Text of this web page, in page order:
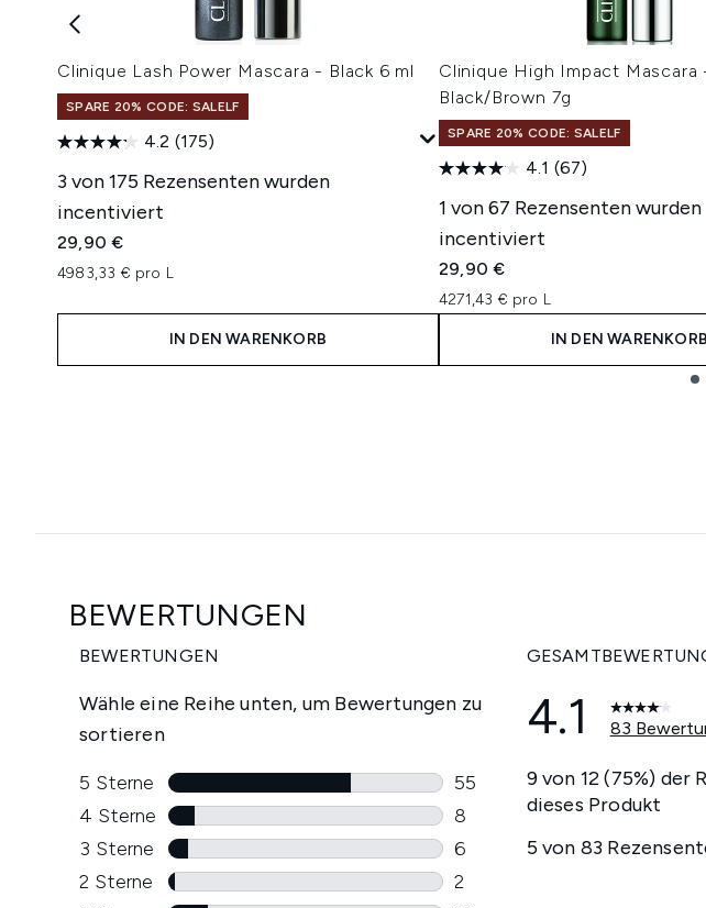
Clinique Lash Power Mascara - Black 6 ml
SPARE 20% CODE: SALELF
4.2 (175)
3 von 175 Rezensenten wurden
incentiviert
29,90 €
4983,33 € pro L
IN DEN WARENKORB
Clinique High Impact Mascara
Black/Brown 7g
SPARE 20% CODE: SALELF
4.1 (67)
1 von 67 Rezensenten wurden
incentiviert
29,90 €
4271,43 € pro L
IN DEN WARENKORB